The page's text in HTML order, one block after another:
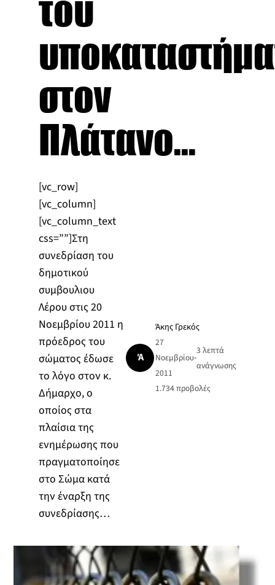
του
στον
Πλάτανο...
[vc_row]
[vc_column]
[vc_column_text
css=””]Στη
συνεδρίαση του
δημοτικού
συμβουλιου
Λέρου στις 20
Νοεμβρίου 2011 η
πρόεδρος του
σώματος έδωσε
το λόγο στον κ.
Δήμαρχο, ο
οποίος στα
πλαίσια της
ενημέρωσης που
πραγματοποίησε
στο Σώμα κατά
την έναρξη της
συνεδρίασης…
Ά
Άκης Γρεκός
27
Νοεμβρίου
2011
•
3 λεπτά
ανάγνωσης
1.734προβολές